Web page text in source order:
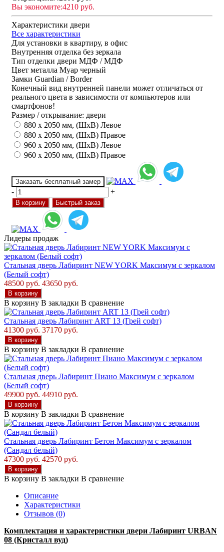
Вы экономите:4210 руб.
Характеристики двери
Все характеристики
Для установки в квартиру, в офис
Внутренняя отделка без зеркала
Тип отделки двери МДФ / МДФ
Цвет металла Муар черный
Замки Guardian / Border
Конечный вид внутренней панели может отличаться от
реального цвета в зависимости от компьютеров или
смартфонов!
Размер / открывание: двери
880 х 2050 мм, (ШхВ) Левое
880 х 2050 мм, (ШхВ) Правое
960 х 2050 мм, (ШхВ) Левое
960 х 2050 мм, (ШхВ) Правое
Заказать бесплатный замер
- +
В корзину Быстрый заказ
Лидеры продаж
Стальная дверь Лабиринт NEW YORK Максимум с зеркалом
(Белый софт)
48500 руб. 43650 руб.
В корзину
В корзину В закладки В сравнение
Стальная дверь Лабиринт ART 13 (Грей софт)
41300 руб. 37170 руб.
В корзину
В корзину В закладки В сравнение
Стальная дверь Лабиринт Пиано Максимум с зеркалом
(Белый софт)
49900 руб. 44910 руб.
В корзину
В корзину В закладки В сравнение
Стальная дверь Лабиринт Бетон Максимум с зеркалом
(Сандал белый)
47300 руб. 42570 руб.
В корзину
В корзину В закладки В сравнение
Описание
Характеристики
Отзывов (0)
Комплектация и характеристики двери Лабиринт URBAN
08 (Кристалл вуд)